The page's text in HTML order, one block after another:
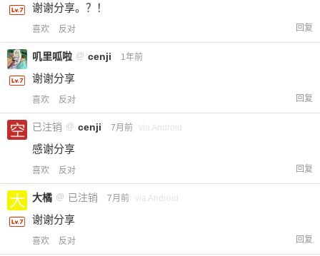
谢谢分享。？！
喜欢 反对 回复
叽里呱啦 @ cenji 1年前
谢谢分享
喜欢 反对 回复
已注销 @ cenji 7月前 via Android
感谢分享
喜欢 反对 回复
大橘 @ 已注销 7月前 via Android
谢谢分享
喜欢 反对 回复